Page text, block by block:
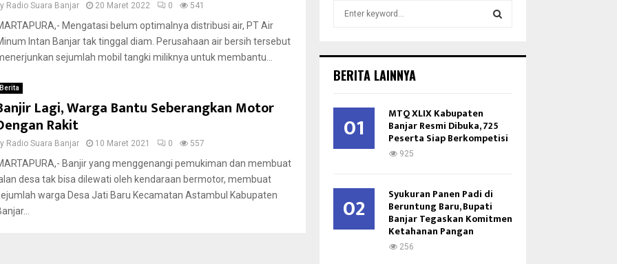
Radio Suara Banjar 20 Maret 2022 0 541
Mengatasi belum optimalnya distribusi air, PT Air
Intan Banjar tak tinggal diam. Perusahaan air bersih tersebut
sejumlah mobil tangki miliknya untuk membantu...
Berita
Lagi, Warga Bantu Seberangkan Motor
Rakit
Radio Suara Banjar 10 Maret 2021 0 557
Banjir yang menggenangi pemukiman dan membuat
desa tak bisa dilewati oleh kendaraan bermotor, membuat
warga Desa Jati Baru Kecamatan Astambul Kabupaten
h
o
R
BERITA LAINNYA
01 MTQ XLIX Kabupaten
Banjar Resmi Dibuka, 725
Peserta Siap Berkompetisi
925
02 Syukuran Panen Padi di
Beruntung Baru, Bupati
Banjar Tegaskan Komitmen
Ketahanan Pangan
256